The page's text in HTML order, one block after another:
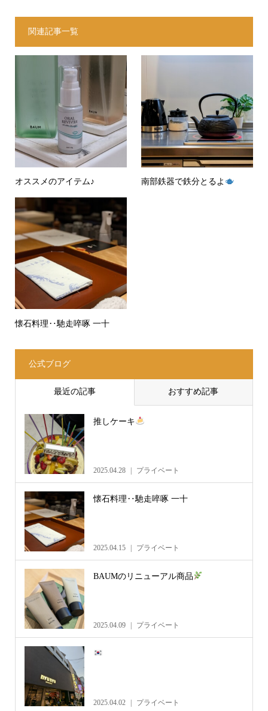
関連記事一覧
オススメのアイテム♪ 南部鉄器で鉄分とるよ
懐石料理‥馳走啐啄 一十
公式ブログ
最近の記事 おすすめ記事
推しケーキ
2025.04.28 プライベート
懐石料理‥馳走啐啄 一十
2025.04.15 プライベート
BAUMのリニューアル商品
2025.04.09 プライベート
2025.04.02 プライベート